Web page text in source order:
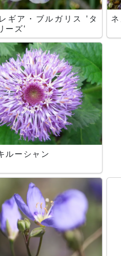
ギア・ブルガリス 'タ
ーズ'
ルーシャン